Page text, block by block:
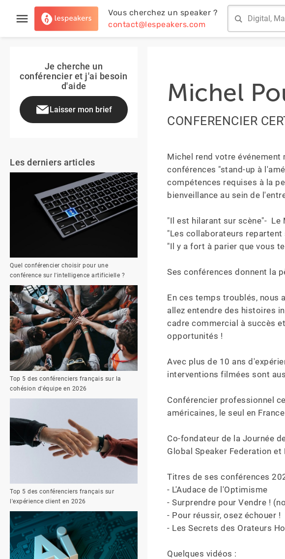
Vous cherchez un speaker ?
contact@lespeakers.com
Je cherche un
conférencier et j'ai besoin
d'aide
Laisser mon brief
Les derniers articles
Quel conférencier choisir pour une
conférence sur l'intelligence artificielle ?
Top 5 des conférenciers français sur la
cohésion d'équipe en 2026
Top 5 des conférenciers français sur
l'expérience client en 2026
Michel
CONFERENCIER
Michel rend votre
conférences "stand-up à
compétences requises à la
bienveillance au sein de
"Il est hilarant sur scène"-  Le
"Les collaborateurs
"Il y a fort à parier que vous
Ses conférences donnent la
En ces temps troublés, nous
allez entendre des histoires
cadre commercial à succès
opportunités !
Avec plus de 10 ans
interventions filmées sont
Conférencier professionnel
américaines, le seul en
Co-fondateur de la Journée
Global Speaker Federation
Titres de ses conférences
- L'Audace de l'Optimisme
- Surprendre pour Vendre !
- Pour réussir, osez échouer !
- Les Secrets des Orateurs
Quelques vidéos :